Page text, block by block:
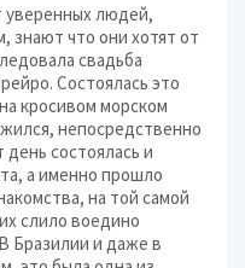
уверенных людей,
знают что они хотят от
свадьба
Состоялась это
кросивом морском
непосредственно
состоялась и
а именно прошло
на той самой
слило воедино
Бразилии и даже в